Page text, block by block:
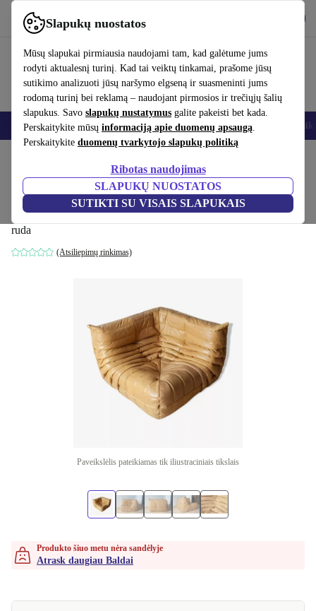
Slapukų nuostatos
Mūsų slapukai pirmiausia naudojami tam, kad galėtume jums
rodyti aktualesnį turinį. Kad tai veiktų tinkamai, prašome jūsų
sutikimo analizuoti jūsų naršymo elgseną ir suasmeninti jums
rodomą turinį bei reklamą – naudojant pirmosios ir trečiųjų šalių
slapukus. Savo slapukų nustatymus galite pakeisti bet kada.
Perskaitykite mūsų informaciją apie duomenų apsaugą.
Perskaitykite duomenų tvarkytojo slapukų politiką
Ribotas naudojimas
SLAPUKŲ NUOSTATOS
SUTIKTI SU VISAIS SLAPUKAIS
Naudok refurbed greitai ir paprastai
Išmanieji telefonai Nešiojamieji kompiuteriai Planšetės Išmanieji
Togo kampinė sofa Pull-Up-oda
Kamelbraun
ruda
(Atsiliepimų rinkimas)
Paveikslėlis pateikiamas tik iliustraciniais tikslais
Produkto šiuo metu nėra sandėlyje
Atrask daugiau Baldai